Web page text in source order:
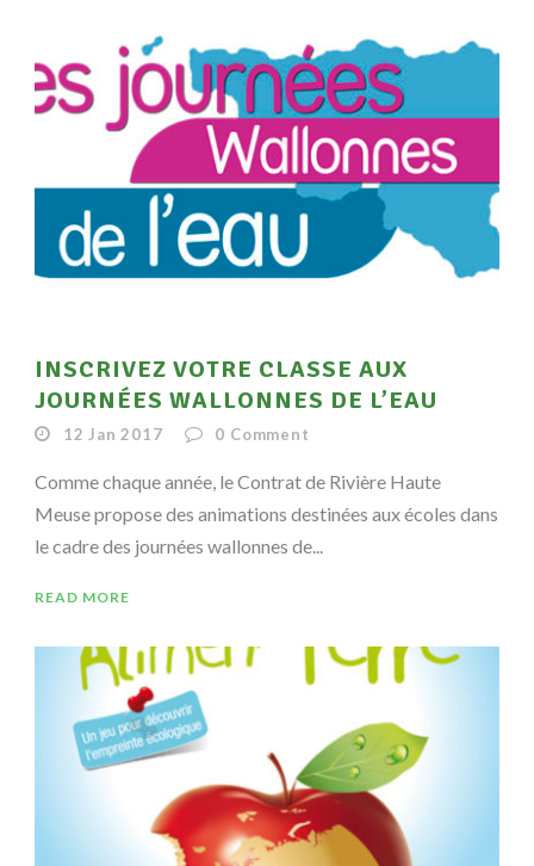
INSCRIVEZ VOTRE CLASSE AUX
JOURNÉES WALLONNES DE L’EAU
12 Jan 2017 0 Comment
Comme chaque année, le Contrat de Rivière Haute
Meuse propose des animations destinées aux écoles dans
le cadre des journées wallonnes de...
READ MORE